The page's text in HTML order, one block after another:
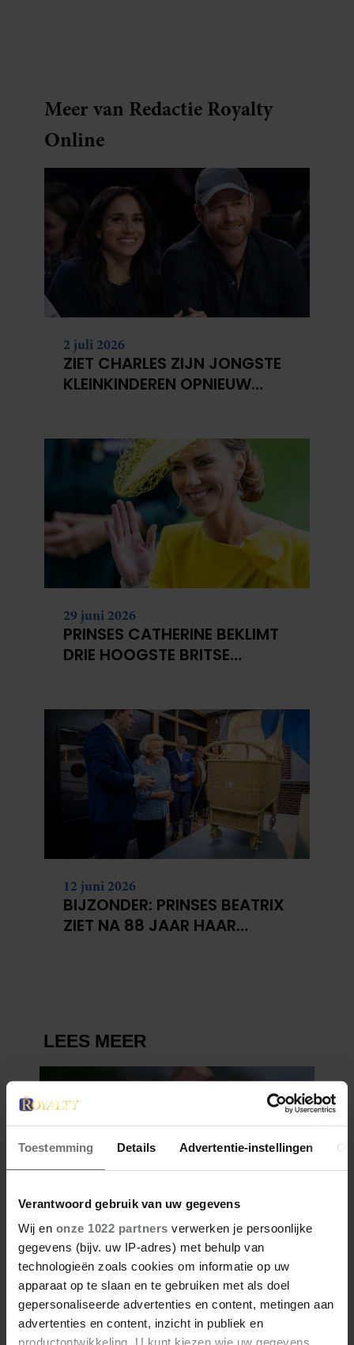
Toestemming Details Advertentie-instellingen
Verantwoord gebruik van uw gegevens
Wij en onze 1022 partners verwerken je persoonlijke
gegevens (bijv. uw IP-adres) met behulp van
technologieën zoals cookies om informatie op uw
apparaat op te slaan en te gebruiken met als doel
gepersonaliseerde advertenties en content, metingen aan
advertenties en content, inzicht in publiek en
productontwikkeling. U kunt kiezen wie uw gegevens
Meer van Redactie Royalty
Online
2 juli 2026
ZIET CHARLES ZIJN JONGSTE
KLEINKINDEREN OPNIEUW
29 juni 2026
PRINSES CATHERINE BEKLIMT
DRIE HOOGSTE BRITSE
12 juni 2026
BIJZONDER: PRINSES BEATRIX
ZIET NA 88 JAAR HAAR